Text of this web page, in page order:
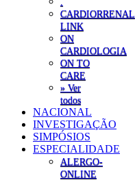
CARDIORRENAL
LINK
ON
CARDIOLOGIA
ON TO
CARE
» Ver
todos
NACIONAL
INVESTIGAÇÃO
SIMPÓSIOS
ESPECIALIDADE
ALERGO-
ONLINE